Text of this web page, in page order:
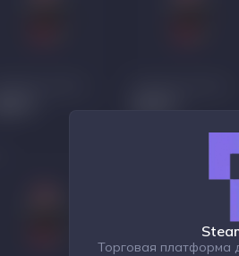
Торговая платформа